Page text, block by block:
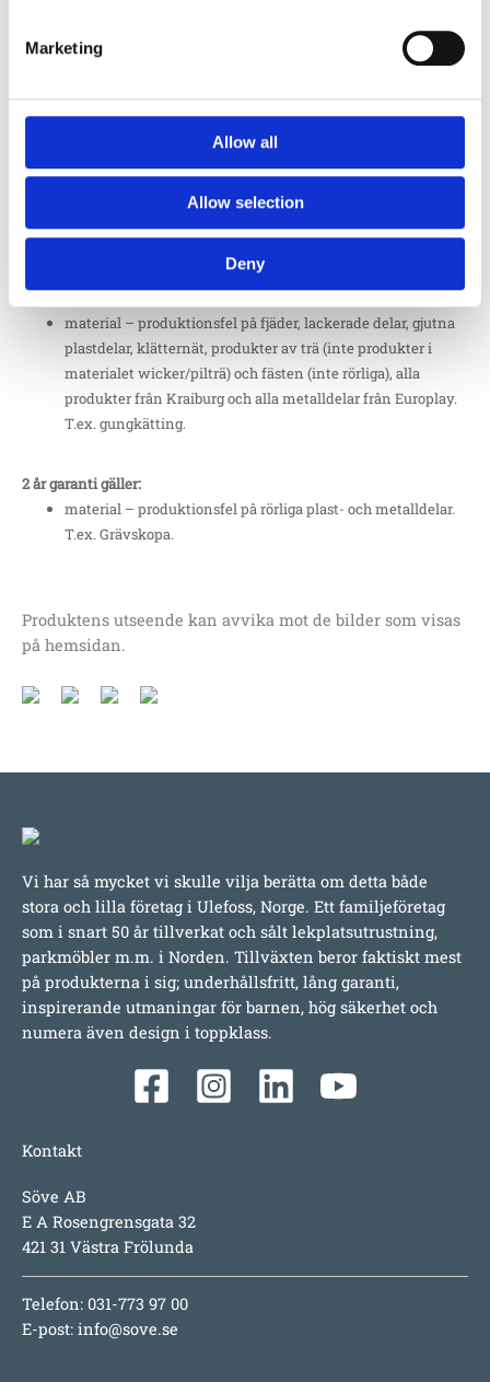
Marketing
Allow all
Allow selection
Deny
material – produktionsfel på galvaniserade delar och andra
ej lackade delar av stål, samt plattor av HDPE. T.ex.
material – produktionsfel på delar av lärk och ek från
aluminium och galvade delar från Husson.
material – produktionsfel på konstgräs.
5 år garanti gäller:
material – produktionsfel på fjäder, lackerade delar, gjutna
plastdelar, klätternät, produkter av trä (inte produkter i
materialet wicker/pilträ) och fästen (inte rörliga), alla
produkter från Kraiburg och alla metalldelar från Europlay.
T.ex. gungkätting.
2 år garanti gäller:
material – produktionsfel på rörliga plast- och metalldelar.
T.ex. Grävskopa.
Produktens utseende kan avvika mot de bilder som visas
på hemsidan.
Vi har så mycket vi skulle vilja berätta om detta både
stora och lilla företag i Ulefoss, Norge. Ett familjeföretag
som i snart 50 år tillverkat och sålt lekplatsutrustning,
parkmöbler m.m. i Norden. Tillväxten beror faktiskt mest
på produkterna i sig; underhållsfritt, lång garanti,
inspirerande utmaningar för barnen, hög säkerhet och
numera även design i toppklass.
Kontakt
Söve AB
E A Rosengrensgata 32
421 31 Västra Frölunda
Telefon: 031-773 97 00
E-post: info@sove.se